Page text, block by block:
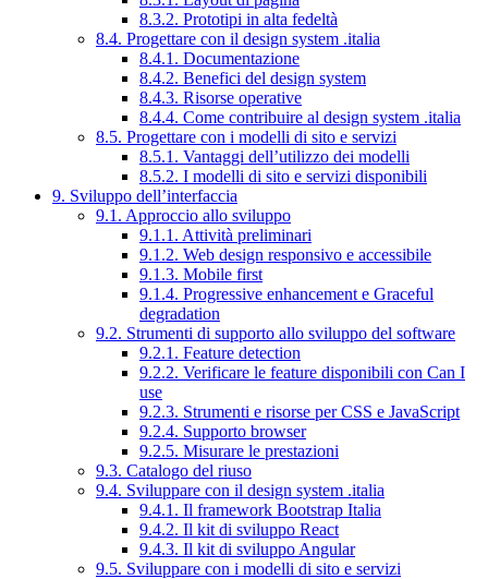
8.3.2. Prototipi in alta fedeltà
8.4. Progettare con il design system .italia
8.4.1. Documentazione
8.4.2. Benefici del design system
8.4.3. Risorse operative
8.4.4. Come contribuire al design system .italia
8.5. Progettare con i modelli di sito e servizi
8.5.1. Vantaggi dell’utilizzo dei modelli
8.5.2. I modelli di sito e servizi disponibili
9. Sviluppo dell’interfaccia
9.1. Approccio allo sviluppo
9.1.1. Attività preliminari
9.1.2. Web design responsivo e accessibile
9.1.3. Mobile first
9.1.4. Progressive enhancement e Graceful
degradation
9.2. Strumenti di supporto allo sviluppo del software
9.2.1. Feature detection
9.2.2. Verificare le feature disponibili con Can I
use
9.2.3. Strumenti e risorse per CSS e JavaScript
9.2.4. Supporto browser
9.2.5. Misurare le prestazioni
9.3. Catalogo del riuso
9.4. Sviluppare con il design system .italia
9.4.1. Il framework Bootstrap Italia
9.4.2. Il kit di sviluppo React
9.4.3. Il kit di sviluppo Angular
9.5. Sviluppare con i modelli di sito e servizi